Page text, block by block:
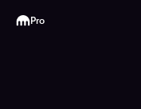
Kraken
Pro